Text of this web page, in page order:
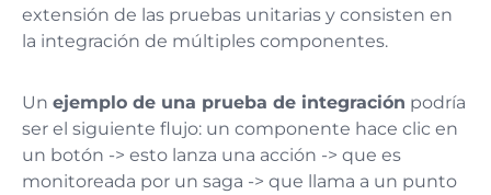
extensión de las pruebas unitarias y consisten en
la integración de múltiples componentes.
Un ejemplo de una prueba de integración podría
ser el siguiente flujo: un componente hace clic en
un botón -> esto lanza una acción -> que es
monitoreada por un saga -> que llama a un punto